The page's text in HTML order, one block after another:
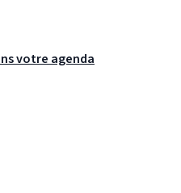
votre agenda